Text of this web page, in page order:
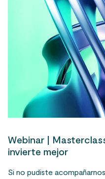
Webinar |
invierte mejor
Si no pudiste